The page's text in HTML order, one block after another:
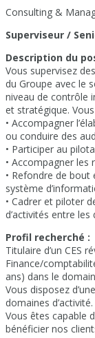
Consulting &
Superviseur /
Description du
Vous supervisez
du Groupe avec le
niveau de contrôle
et stratégique.
• Accompagner
ou conduire des
• Participer au
• Accompagner les
• Refondre de
système
• Cadrer et piloter
d’activités entre
Profil recherché :
Titulaire d’un CES
Finance/
ans) dans le
Vous disposez
domaines d’activité.
Vous êtes capable
bénéficier nos